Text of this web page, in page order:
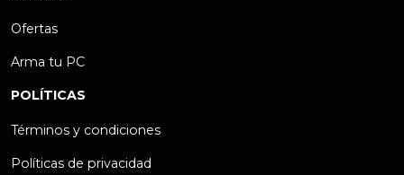
Ofertas
Arma tu PC
POLÍTICAS
Términos y condiciones
Políticas de privacidad